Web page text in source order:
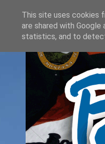
This site uses cookies
are shared with
statistics, and to